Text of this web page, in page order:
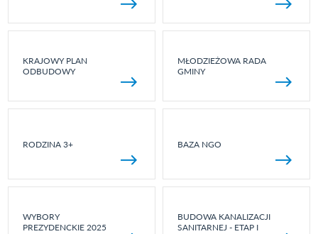
KRAJOWY PLAN
ODBUDOWY
MŁODZIEŻOWA RADA
GMINY
RODZINA 3+ BAZA NGO
WYBORY
PREZYDENCKIE 2025
BUDOWA KANALIZACJI
SANITARNEJ - ETAP I